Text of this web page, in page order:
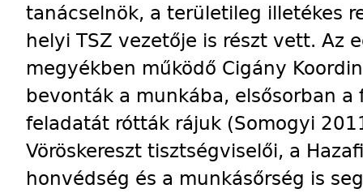
tanácselnök, a területileg illetékes
helyi TSZ vezetője is részt vett. Az
megyékben működő Cigány
bevonták a munkába, elsősorban
feladatát rótták rájuk (Somogyi
Vöröskereszt tisztségviselői, a
honvédség és a munkásőrség is